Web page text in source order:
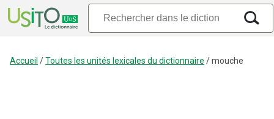
Accueil /Toutes les unités lexicales du dictionnaire /mouche